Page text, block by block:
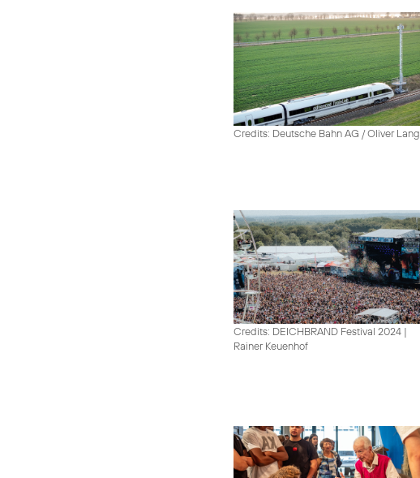
Credits: Deutsche Bahn AG / Oliver Lang
Credits: DEICHBRAND Festival 2024 |
Rainer Keuenhof